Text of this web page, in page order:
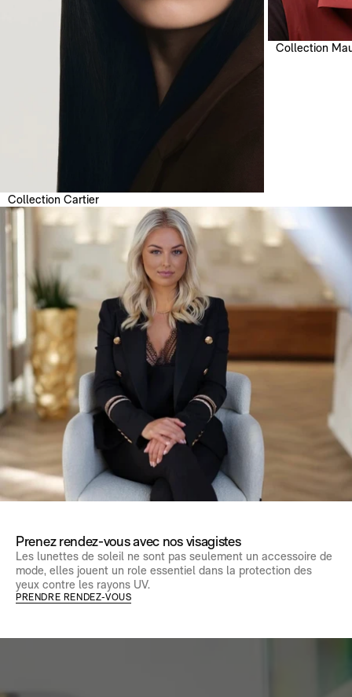
Collection Cartier
Collection
Prenez rendez-vous avec nos visagistes
Les lunettes de soleil ne sont pas seulement un accessoire de
mode, elles jouent un role essentiel dans la protection des
yeux contre les rayons UV.
PRENDRE RENDEZ-VOUS